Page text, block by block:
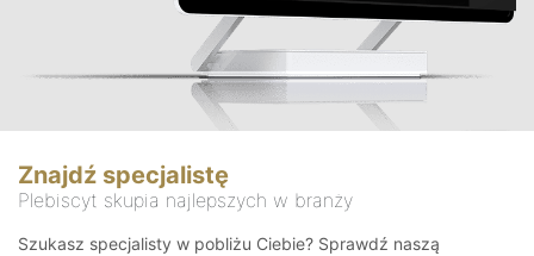
Znajdź specjalistę
Plebiscyt skupia najlepszych w branży
Szukasz specjalisty w pobliżu Ciebie? Sprawdź naszą